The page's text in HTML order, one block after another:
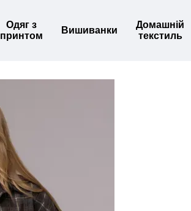
Одяг з
принтом
Вишиванки
Домашній
текстиль